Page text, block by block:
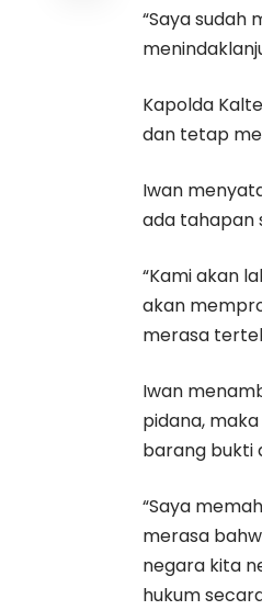
“Saya
Kapolda
dan tetap
Iwan
ada tahapan
“Kami akan
akan
merasa
Iwan
pidana,
barang bukti
“Saya
merasa
negara kita
hukum